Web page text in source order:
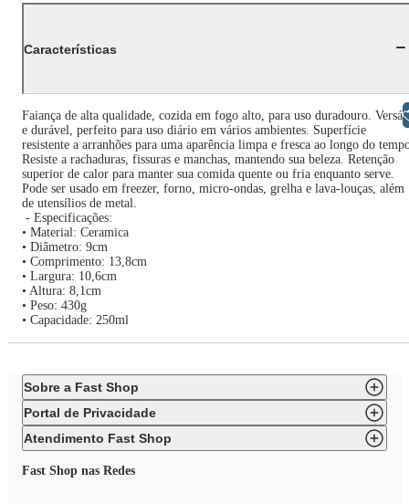
Características
Faiança de alta qualidade, cozida em fogo alto, para uso duradouro.
e durável, perfeito para uso diário em vários ambientes. Superfície
resistente a arranhões para uma aparência limpa e fresca ao longo do
Resiste a rachaduras, fissuras e manchas, mantendo sua beleza. Retenção
superior de calor para manter sua comida quente ou fria enquanto serve.
Pode ser usado em freezer, forno, micro-ondas, grelha e lava-louças, além
de utensílios de metal.
- Especificações:
• Material: Ceramica
• Diâmetro: 9cm
• Comprimento: 13,8cm
• Largura: 10,6cm
• Altura: 8,1cm
• Peso: 430g
• Capacidade: 250ml
Sobre a Fast Shop
Portal de Privacidade
Atendimento Fast Shop
Fast Shop nas Redes
Libras